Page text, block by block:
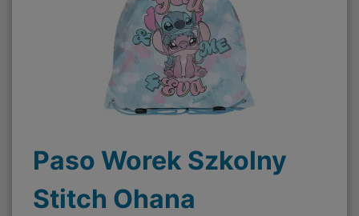
Paso Worek Szkolny
Stitch Ohana